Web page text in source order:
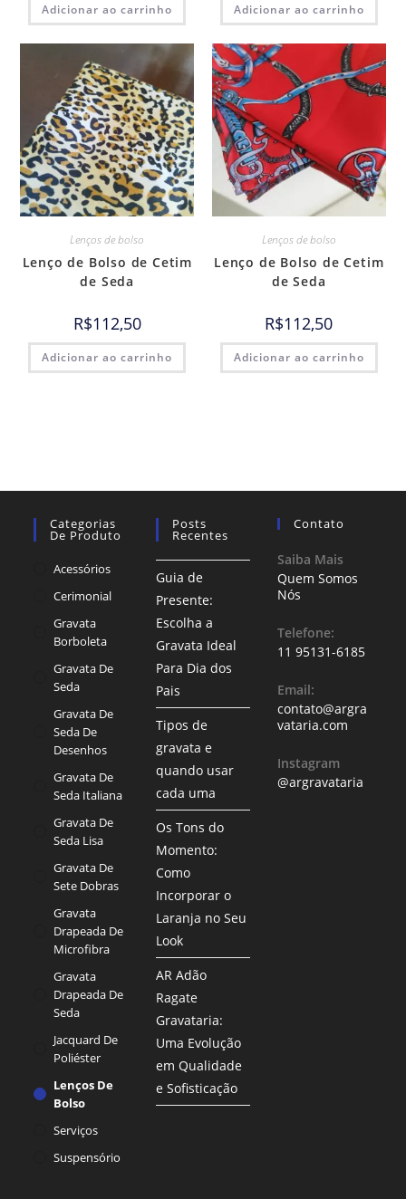
Adicionar ao carrinho Adicionar ao carrinho
Lenços de bolso
Lenço de Bolso de Cetim
de Seda
R$112,50
Adicionar ao carrinho
Lenços de bolso
Lenço de Bolso de Cetim
de Seda
R$112,50
Adicionar ao carrinho
Categorias
De Produto
Acessórios
Cerimonial
Gravata
Borboleta
Gravata De
Seda
Gravata De
Seda De
Desenhos
Gravata De
Seda Italiana
Gravata De
Seda Lisa
Gravata De
Sete Dobras
Gravata
Drapeada De
Microfibra
Gravata
Drapeada De
Seda
Jacquard De
Poliéster
Lenços De
Bolso
Serviços
Suspensório
Posts
Recentes
Guia de
Presente:
Escolha a
Gravata Ideal
Para Dia dos
Pais
Tipos de
gravata e
quando usar
cada uma
Os Tons do
Momento:
Como
Incorporar o
Laranja no Seu
Look
AR Adão
Ragate
Gravataria:
Uma Evolução
em Qualidade
e Sofisticação
Contato
Saiba Mais
Quem Somos
Nós
Telefone:
11 95131-6185
Email:
contato@argra
vataria.com
Instagram
@argravataria